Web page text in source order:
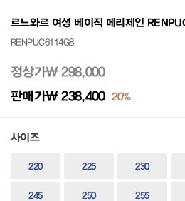
르느와르 여성 베이직 메리제인
RENPUC6114G8
정상가₩ 298,000
판매가₩ 238,400 20%
사이즈
220 225 230
245 250 255